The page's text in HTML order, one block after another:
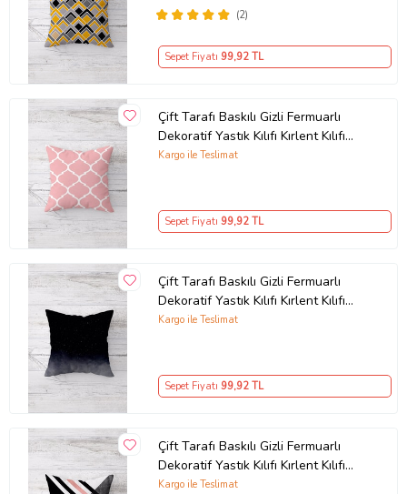
(2)
Sepet Fiyatı 99,92 TL
Çift Tarafı Baskılı Gizli Fermuarlı
Dekoratif Yastık Kılıfı Kırlent Kılıfı
Koltuk Yastık Kılıfı (Beyaz-Pembe)
Kargo ile Teslimat
Sepet Fiyatı 99,92 TL
Çift Tarafı Baskılı Gizli Fermuarlı
Dekoratif Yastık Kılıfı Kırlent Kılıfı
Koltuk Yastık Kılıfı (Siyah)
Kargo ile Teslimat
Sepet Fiyatı 99,92 TL
Çift Tarafı Baskılı Gizli Fermuarlı
Dekoratif Yastık Kılıfı Kırlent Kılıfı
Koltuk Yastık Kılıfı (Pembe)
Kargo ile Teslimat